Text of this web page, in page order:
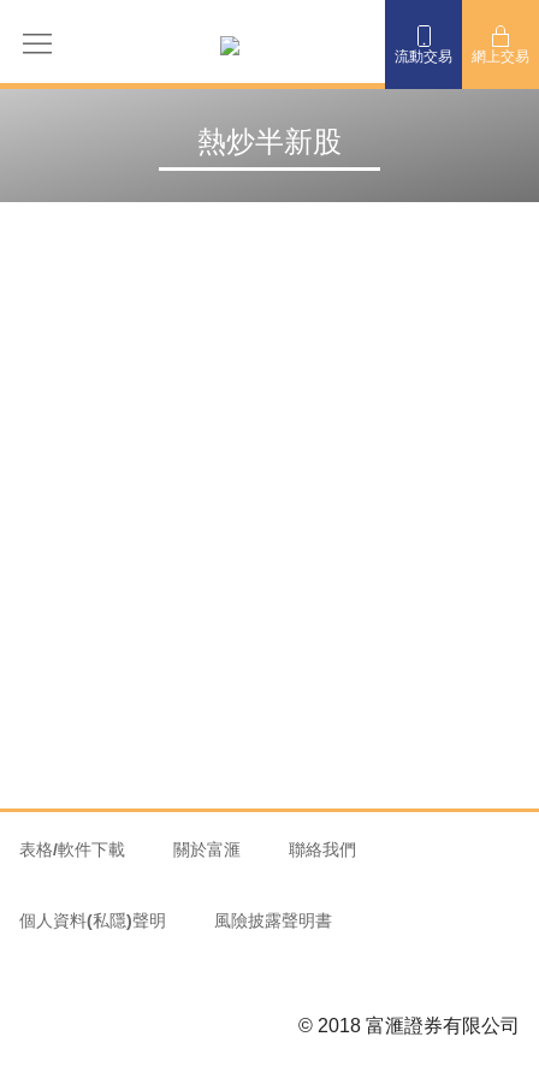
流動交易 網上交易
熱炒半新股
表格/軟件下載 關於富滙 聯絡我們
個人資料(私隱)聲明 風險披露聲明書
© 2018 富滙證券有限公司